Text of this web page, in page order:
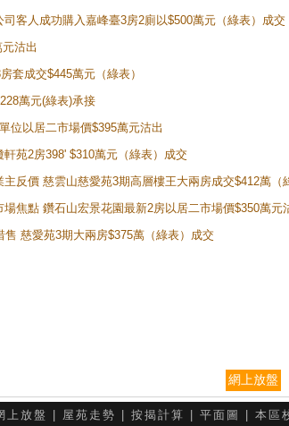
客人成功購入嘉峰臺3房2廁以$500萬元（綠表）成交
沽出
套成交$445萬元（綠表）
萬元(綠表)承接
位以居二市場價$395萬元沽出
苑2房398' $310萬元（綠表）成交
反價 慈雲山慈愛苑3期高層樓王大兩房成交$412萬（
焦點 鑽石山宏景花園最新2房以居二市場價$350萬元
慈愛苑3期大兩房$375萬（綠表）成交
網上放盤
上放盤 屋苑走勢 按揭計算 平面圖 本區